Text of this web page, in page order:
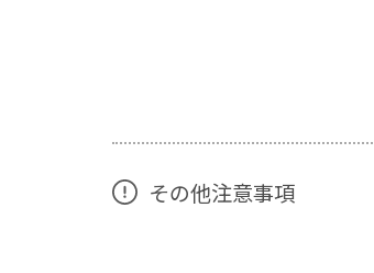
その他注意事項